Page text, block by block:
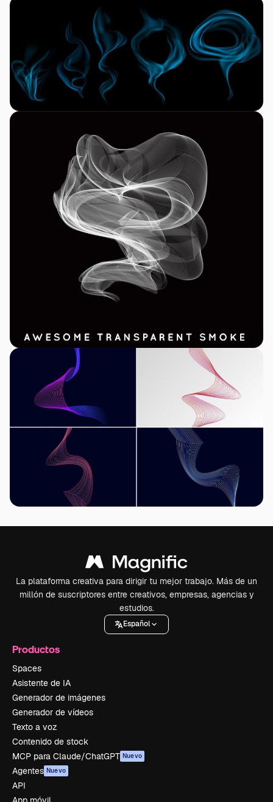
La plataforma creativa para dirigir tu mejor trabajo. Más de un
millón de suscriptores entre creativos, empresas, agencias y
estudios.
Español
Productos
Spaces
Asistente de IA
Generador de imágenes
Generador de vídeos
Texto a voz
Contenido de stock
MCP para Claude/ChatGPT Nuevo
Agentes Nuevo
API